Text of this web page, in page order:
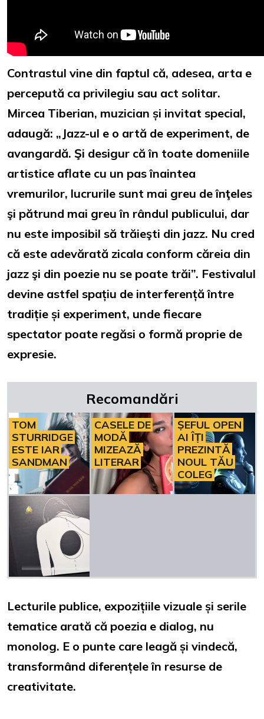
Contrastul vine din faptul că, adesea, arta e
percepută ca privilegiu sau act solitar.
Mircea Tiberian, muzician și invitat special,
adaugă: „Jazz-ul e o artă de experiment, de
avangardă. Şi desigur că în toate domeniile
artistice aflate cu un pas înaintea
vremurilor, lucrurile sunt mai greu de înţeles
şi pătrund mai greu în rândul publicului, dar
nu este imposibil să trăieşti din jazz. Nu cred
că este adevărată zicala conform căreia din
jazz şi din poezie nu se poate trăi”. Festivalul
devine astfel spațiu de interferență între
tradiție și experiment, unde fiecare
spectator poate regăsi o formă proprie de
expresie.
Recomandări
TOM
STURRIDGE
ESTE IAR
SANDMAN
CASELE DE
MODĂ
MIZEAZĂ
LITERAR
ȘEFUL OPEN
AI ÎȚI
PREZINTĂ
NOUL TĂU
COLEG
Lecturile publice, expozițiile vizuale și serile
tematice arată că poezia e dialog, nu
monolog. E o punte care leagă și vindecă,
transformând diferențele în resurse de
creativitate.